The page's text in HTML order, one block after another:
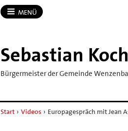
MENÜ
Sebastian Koch
Bürgermeister der Gemeinde
Start › Videos › Europagespräch mit Jean